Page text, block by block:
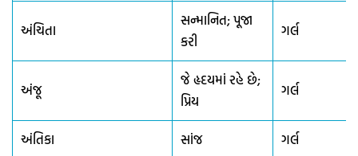
અંચિતા
સન્માનિત; પૂજા
કરી
ગર્લ
અંજૂ
જે હૃદયમાં રહે છે;
પ્રિય
ગર્લ
અંતિકા સાંજ ગર્લ